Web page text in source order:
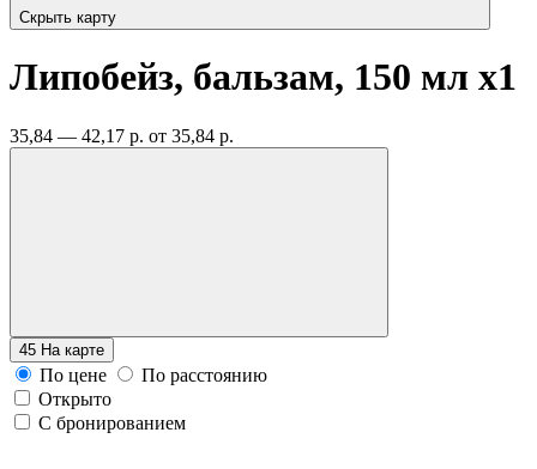
Скрыть карту
Липобейз, бальзам, 150 мл x1
35,84 — 42,17 р. от 35,84 р.
45 На карте
По цене
По расстоянию
Открыто
С бронированием